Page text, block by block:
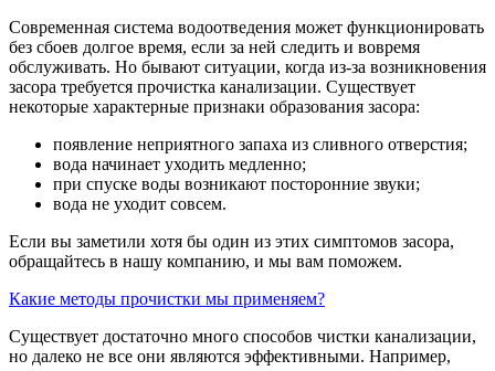
Современная система водоотведения может функционировать
без сбоев долгое время, если за ней следить и вовремя
обслуживать. Но бывают ситуации, когда из-за возникновения
засора требуется прочистка канализации. Существует
некоторые характерные признаки образования засора:
появление неприятного запаха из сливного отверстия;
вода начинает уходить медленно;
при спуске воды возникают посторонние звуки;
вода не уходит совсем.
Если вы заметили хотя бы один из этих симптомов засора,
обращайтесь в нашу компанию, и мы вам поможем.
Какие методы прочистки мы применяем?
Существует достаточно много способов чистки канализации,
но далеко не все они являются эффективными. Например,